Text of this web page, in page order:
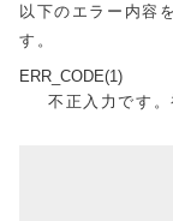
以下のエラー内容
す。
ERR_CODE(1)
不正入力です